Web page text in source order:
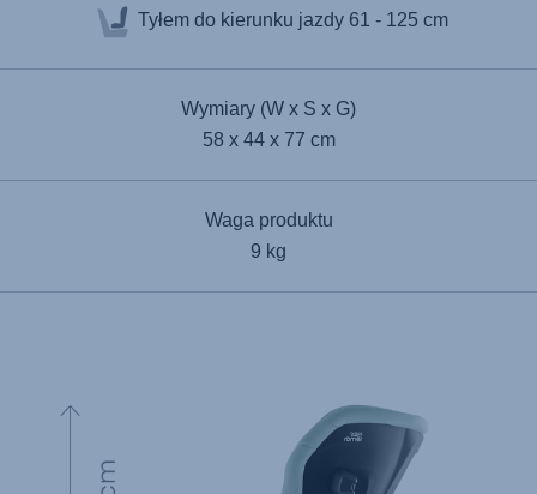
Tyłem do kierunku jazdy 61 - 125 cm
Wymiary (W x S x G)
58 x 44 x 77 cm
Waga produktu
9 kg